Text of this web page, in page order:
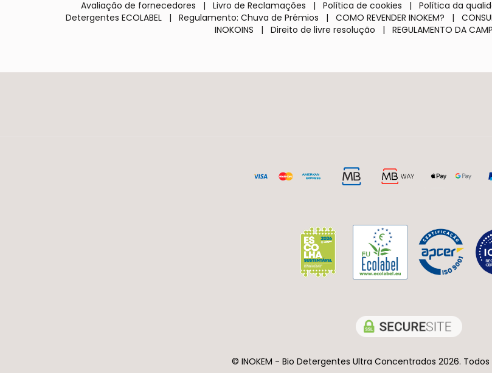
Avaliação de fornecedores | Livro de Reclamações | Política de cookies | Política da
Detergentes ECOLABEL | Regulamento: Chuva de Prémios | COMO REVENDER INOKEM? |
INOKOINS | Direito de livre resolução | REGULAMENTO DA
© INOKEM - Bio Detergentes Ultra Concentrados 2026.